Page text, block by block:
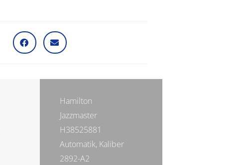
Hamilton
Jazzmaster
H38525881
Automatik, Kaliber
2892-A2